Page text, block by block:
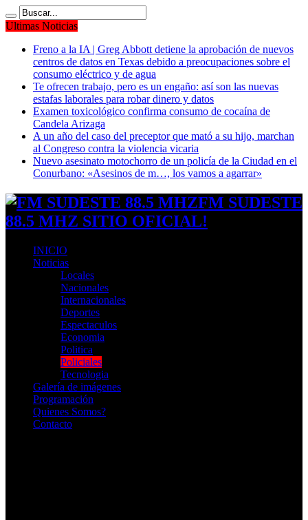
Ultimas Noticias
Freno a la IA | Greg Abbott detiene la aprobación de nuevos
centros de datos en Texas debido a preocupaciones sobre el
consumo eléctrico y de agua
Te ofrecen trabajo, pero es un engaño: así son las nuevas
estafas laborales para robar dinero y datos
Examen toxicológico confirma consumo de cocaína de
Candela Arizaga
A un año del caso del preceptor que mató a su hijo, marchan
al Congreso contra la violencia vicaria
Nuevo asesinato motochorro de un policía de la Ciudad en el
Conurbano: «Asesinos de m…, los vamos a agarrar»
FM SUDESTE
88.5 MHZ SITIO OFICIAL!
INICIO
Noticias
Locales
Nacionales
Internacionales
Deportes
Espectaculos
Economia
Politica
Policiales
Tecnologia
Galería de imágenes
Programación
Quienes Somos?
Contacto